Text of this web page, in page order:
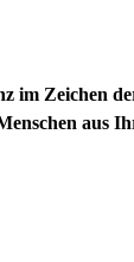
im Zeichen
aus